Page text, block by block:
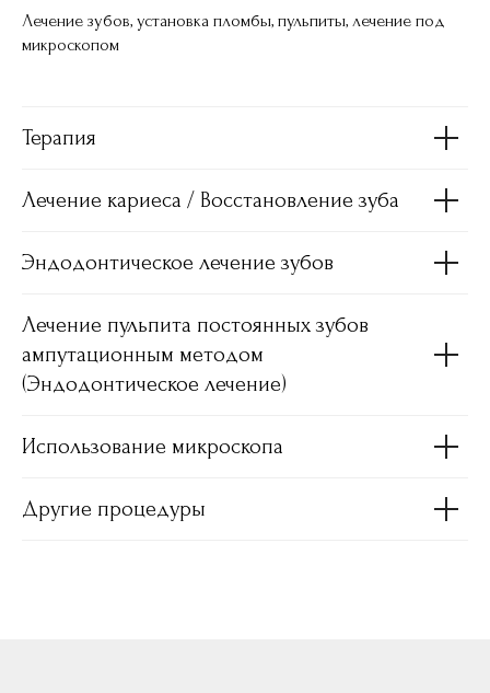
Лечение зубов, установка пломбы, пульпиты, лечение под
микроскопом
Терапия
Лечение кариеса / Восстановление зуба
Эндодонтическое лечение зубов
Лечение пульпита постоянных зубов
ампутационным методом
(Эндодонтическое лечение)
Использование микроскопа
Другие процедуры